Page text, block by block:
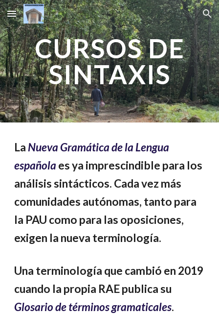
Skip to main content Skip to navigation
CURSOS DE
SINTAXIS
La Nueva Gramática de la Lengua
española es ya imprescindible para los
análisis sintácticos. Cada vez más
comunidades autónomas, tanto para
la PAU como para las oposiciones,
exigen la nueva terminología.
Una terminología que cambió en 2019
cuando la propia RAE publica su
Glosario de términos gramaticales.